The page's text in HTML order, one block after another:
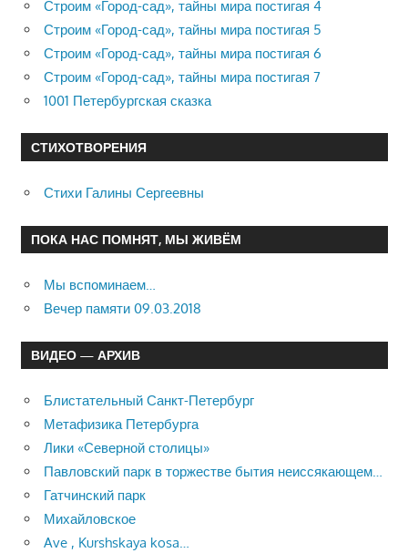
Строим «Город-сад», тайны мира постигая 4
Строим «Город-сад», тайны мира постигая 5
Строим «Город-сад», тайны мира постигая 6
Строим «Город-сад», тайны мира постигая 7
1001 Петербургская сказка
СТИХОТВОРЕНИЯ
Стихи Галины Сергеевны
ПОКА НАС ПОМНЯТ, МЫ ЖИВЁМ
Мы вспоминаем…
Вечер памяти 09.03.2018
ВИДЕО — АРХИВ
Блистательный Санкт-Петербург
Метафизика Петербурга
Лики «Северной столицы»
Павловский парк в торжестве бытия неиссякающем…
Гатчинский парк
Михайловское
Ave , Kurshskaya kosa…